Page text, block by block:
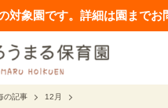
対象園です。詳細は園までお
の記事 12月